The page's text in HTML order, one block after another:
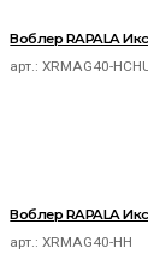
Воблер RAPALA
арт.:XRMAG40-
Воблер RAPALA
арт.:XRMAG40-HH